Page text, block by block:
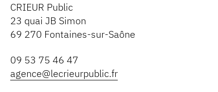
CRIEUR Public
23 quai JB Simon
69 270 Fontaines-sur-Saône
09 53 75 46 47
agence@lecrieurpublic.fr